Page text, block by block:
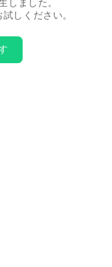
しました。
しください。